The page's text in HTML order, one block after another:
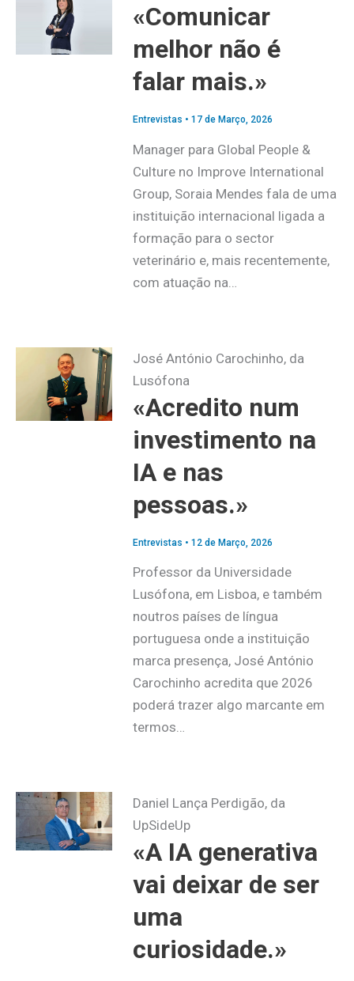
«Comunicar
melhor não é
falar mais.»
Entrevistas • 17 de Março, 2026
Manager para Global People &
Culture no Improve International
Group, Soraia Mendes fala de uma
instituição internacional ligada a
formação para o sector
veterinário e, mais recentemente,
com atuação na…
José António Carochinho, da
Lusófona
«Acredito num
investimento na
IA e nas
pessoas.»
Entrevistas • 12 de Março, 2026
Professor da Universidade
Lusófona, em Lisboa, e também
noutros países de língua
portuguesa onde a instituição
marca presença, José António
Carochinho acredita que 2026
poderá trazer algo marcante em
termos…
Daniel Lança Perdigão, da
UpSideUp
«A IA generativa
vai deixar de ser
uma
curiosidade.»